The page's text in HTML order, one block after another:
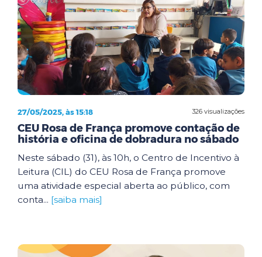
326 visualizações
27/05/2025, às 15:18
CEU Rosa de França promove contação de
história e oficina de dobradura no sábado
Neste sábado (31), às 10h, o Centro de Incentivo à
Leitura (CIL) do CEU Rosa de França promove
uma atividade especial aberta ao público, com
conta... [saiba mais]